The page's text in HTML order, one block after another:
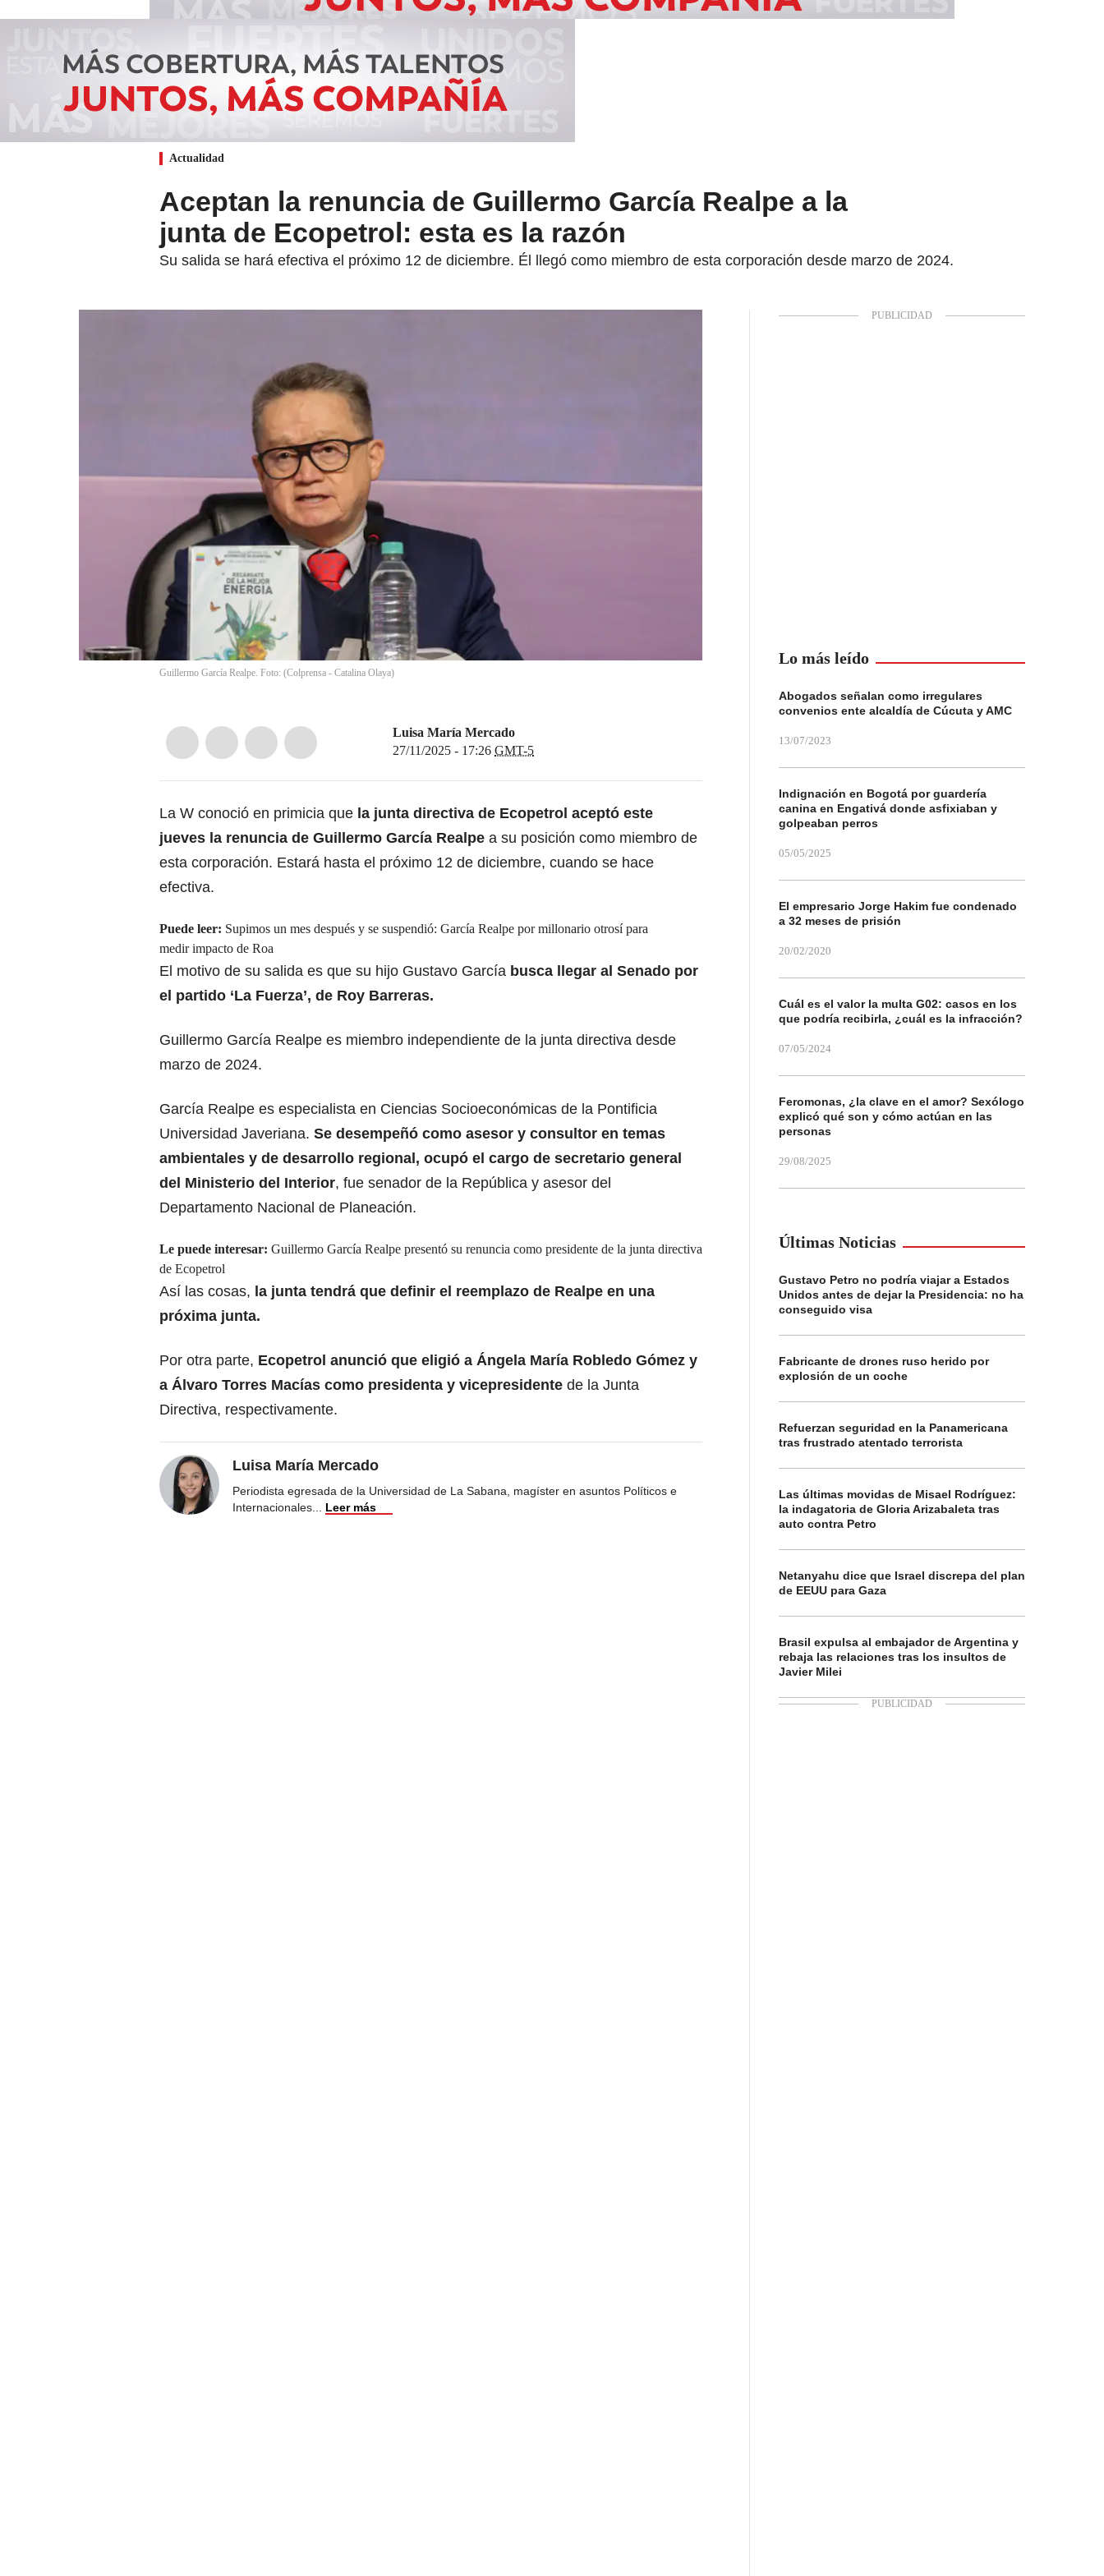
Actualidad
Aceptan la renuncia de Guillermo García Realpe a la
junta de Ecopetrol: esta es la razón
Su salida se hará efectiva el próximo 12 de diciembre. Él llegó como miembro de esta corporación desde marzo de 2024.
Guillermo García Realpe. Foto: (Colprensa - Catalina Olaya)
Luisa María Mercado
27/11/2025 - 17:26 GMT-5
La W conoció en primicia que la junta directiva de Ecopetrol aceptó este
jueves la renuncia de Guillermo García Realpe a su posición como miembro de
esta corporación. Estará hasta el próximo 12 de diciembre, cuando se hace
efectiva.
Puede leer: Supimos un mes después y se suspendió: García Realpe por millonario otrosí para
medir impacto de Roa
El motivo de su salida es que su hijo Gustavo García busca llegar al Senado por
el partido ‘La Fuerza’, de Roy Barreras.
Guillermo García Realpe es miembro independiente de la junta directiva desde
marzo de 2024.
García Realpe es especialista en Ciencias Socioeconómicas de la Pontificia
Universidad Javeriana. Se desempeñó como asesor y consultor en temas
ambientales y de desarrollo regional, ocupó el cargo de secretario general
del Ministerio del Interior, fue senador de la República y asesor del
Departamento Nacional de Planeación.
Le puede interesar: Guillermo García Realpe presentó su renuncia como presidente de la junta directiva
de Ecopetrol
Así las cosas, la junta tendrá que definir el reemplazo de Realpe en una
próxima junta.
Por otra parte, Ecopetrol anunció que eligió a Ángela María Robledo Gómez y
a Álvaro Torres Macías como presidenta y vicepresidente de la Junta
Directiva, respectivamente.
Luisa María Mercado
Periodista egresada de la Universidad de La Sabana, magíster en asuntos Políticos e
Internacionales
Leer más
Lo más leído
Abogados señalan como irregulares
convenios ente alcaldía de Cúcuta y AMC
13/07/2023
Indignación en Bogotá por guardería
canina en Engativá donde asfixiaban y
golpeaban perros
05/05/2025
El empresario Jorge Hakim fue condenado
a 32 meses de prisión
20/02/2020
Cuál es el valor la multa G02: casos en los
que podría recibirla, ¿cuál es la infracción?
07/05/2024
Feromonas, ¿la clave en el amor? Sexólogo
explicó qué son y cómo actúan en las
personas
29/08/2025
Últimas Noticias
Gustavo Petro no podría viajar a Estados
Unidos antes de dejar la Presidencia: no ha
conseguido visa
Fabricante de drones ruso herido por
explosión de un coche
Refuerzan seguridad en la Panamericana
tras frustrado atentado terrorista
Las últimas movidas de Misael Rodríguez:
la indagatoria de Gloria Arizabaleta tras
auto contra Petro
Netanyahu dice que Israel discrepa del plan
de EEUU para Gaza
Brasil expulsa al embajador de Argentina y
rebaja las relaciones tras los insultos de
Javier Milei